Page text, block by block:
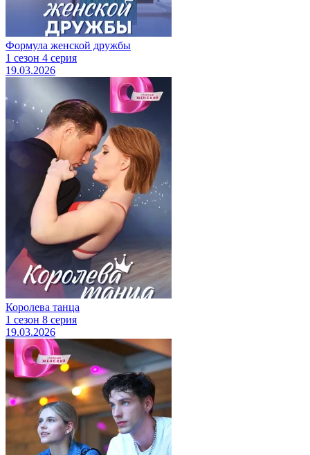
Формула женской дружбы
1 сезон 4 серия
19.03.2026
Королева танца
1 сезон 8 серия
19.03.2026